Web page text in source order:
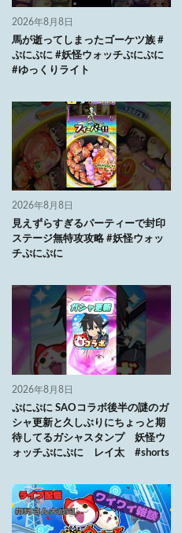
2026年8月8日
馬が逝ってしまったゴーケツ族 #
ぷにぷに #妖怪ウォッチぷにぷに
#ゆっくりライト
2026年8月8日
見えずらすぎるパーティーで封印
ステージ無特攻攻略 #妖怪ウォッ
チぷにぷに
2026年8月8日
ぷにぷに SAOコラボ後半の謎のガ
シャ更新と久しぶりにちょっと期
待してるガシャスタンプ 妖怪ウ
ォッチぷにぷに レイ太 #shorts